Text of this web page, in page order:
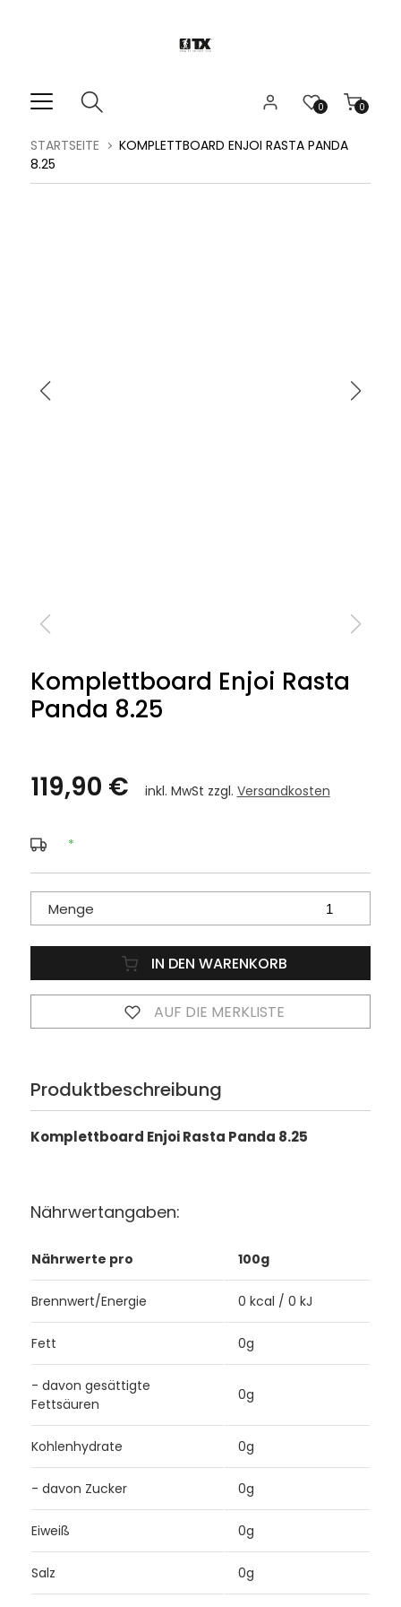
0
0
STARTSEITE
KOMPLETTBOARD ENJOI RASTA PANDA
8.25
Komplettboard Enjoi Rasta
Panda 8.25
119,90 € inkl. MwSt zzgl. Versandkosten
*
Menge
IN DEN WARENKORB
AUF DIE MERKLISTE
Produktbeschreibung
Komplettboard Enjoi Rasta Panda 8.25
Nährwertangaben:
Nährwerte pro 100g
Brennwert/Energie 0 kcal / 0 kJ
Fett 0g
- davon gesättigte
Fettsäuren
0g
Kohlenhydrate 0g
- davon Zucker 0g
Eiweiß 0g
Salz 0g